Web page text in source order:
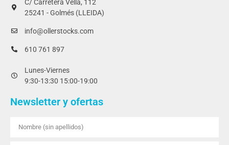
C/ Carretera Vella, 112
25241 - Golmés (LLEIDA)
info@ollerstocks.com
610 761 897
Lunes-Viernes
9:30-13:30 15:00-19:00
Newsletter y ofertas